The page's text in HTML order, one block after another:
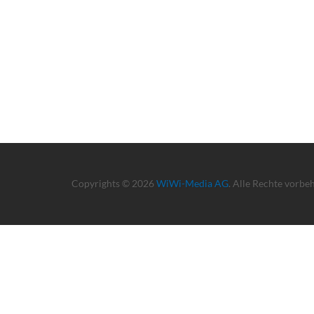
Copyrights © 2026 WiWi-Media AG. Alle Rechte